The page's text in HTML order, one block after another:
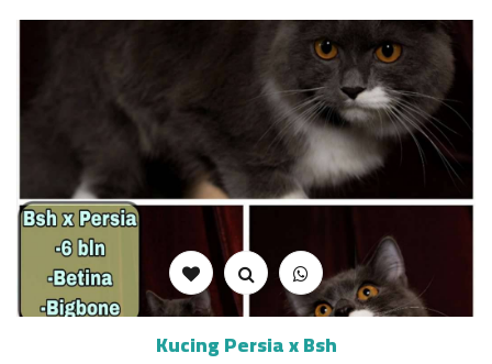
Kucing Persia x Bsh